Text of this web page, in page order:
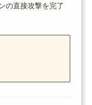
の直接攻撃を完了